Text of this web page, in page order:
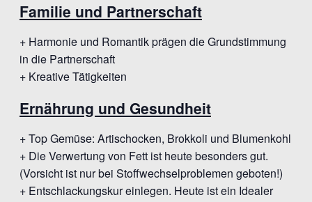
Familie und Partnerschaft
+ Harmonie und Romantik prägen die Grundstimmung
in die Partnerschaft
+ Kreative Tätigkeiten
Ernährung und Gesundheit
+ Top Gemüse: Artischocken, Brokkoli und Blumenkohl
+ Die Verwertung von Fett ist heute besonders gut.
(Vorsicht ist nur bei Stoffwechselproblemen geboten!)
+ Entschlackungskur einlegen. Heute ist ein Idealer